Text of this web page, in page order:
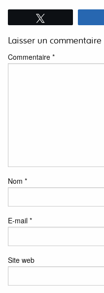
Laisser un commentaire
Commentaire *
Nom *
E-mail *
Site web